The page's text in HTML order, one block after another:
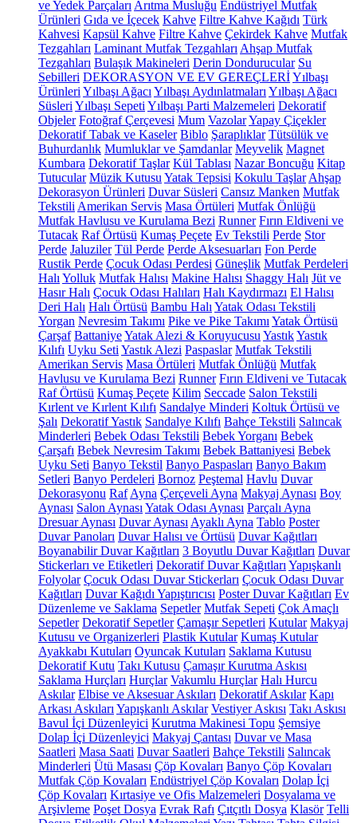
ve Yedek Parçaları Arıtma Musluğu Endüstriyel Mutfak
Ürünleri Gıda ve İçecek Kahve Filtre Kahve Kağıdı Türk
Kahvesi Kapsül Kahve Filtre Kahve Çekirdek Kahve Mutfak
Tezgahları Laminant Mutfak Tezgahları Ahşap Mutfak
Tezgahları Bulaşık Makineleri Derin Dondurucular Su
Sebilleri DEKORASYON VE EV GEREÇLERİYılbaşı
Ürünleri Yılbaşı Ağacı Yılbaşı Aydınlatmaları Yılbaşı Ağacı
Süsleri Yılbaşı Sepeti Yılbaşı Parti Malzemeleri Dekoratif
Objeler Fotoğraf Çerçevesi Mum VazolarYapay Çiçekler
Dekoratif Tabak ve Kaseler Biblo Şaraplıklar Tütsülük ve
Buhurdanlık Mumluklar ve Şamdanlar Meyvelik Magnet
Kumbara Dekoratif Taşlar Kül Tablası Nazar Boncuğu Kitap
Tutucular Müzik Kutusu Yatak Tepsisi Kokulu Taşlar Ahşap
Dekorasyon Ürünleri Duvar Süsleri Cansız Manken Mutfak
Tekstili Amerikan Servis Masa Örtüleri Mutfak Önlüğü
Mutfak Havlusu ve Kurulama Bezi Runner Fırın Eldiveni ve
Tutacak Raf Örtüsü Kumaş Peçete Ev Tekstili Perde Stor
Perde Jaluziler Tül Perde Perde Aksesuarları Fon Perde
Rustik Perde Çocuk Odası Perdesi Güneşlik Mutfak Perdeleri
Halı Yolluk Mutfak Halısı Makine Halısı Shaggy Halı Jüt ve
Hasır Halı Çocuk Odası Halıları Halı Kaydırmazı El Halısı
Deri Halı Halı Örtüsü Bambu Halı Yatak Odası Tekstili
Yorgan Nevresim Takımı Pike ve Pike Takımı Yatak Örtüsü
Çarşaf BattaniyeYatak Alezi & Koruyucusu YastıkYastık
Kılıfı Uyku Seti Yastık Alezi Paspaslar Mutfak Tekstili
Amerikan Servis Masa Örtüleri Mutfak Önlüğü Mutfak
Havlusu ve Kurulama Bezi Runner Fırın Eldiveni ve Tutacak
Raf Örtüsü Kumaş Peçete Kilim Seccade Salon Tekstili
Kırlent ve Kırlent Kılıfı Sandalye Minderi Koltuk Örtüsü ve
Şalı Dekoratif Yastık Sandalye Kılıfı Bahçe Tekstili Salıncak
Minderleri Bebek Odası Tekstili Bebek Yorganı Bebek
Çarşafı Bebek Nevresim Takımı Bebek Battaniyesi Bebek
Uyku Seti Banyo Tekstil Banyo Paspasları Banyo Bakım
Setleri Banyo Perdeleri Bornoz Peştemal Havlu Duvar
Dekorasyonu Raf Ayna Çerçeveli Ayna Makyaj Aynası Boy
Aynası Salon Aynası Yatak Odası Aynası Parçalı Ayna
Dresuar Aynası Duvar Aynası Ayaklı Ayna Tablo Poster
Duvar Panoları Duvar Halısı ve Örtüsü Duvar Kağıtları
Boyanabilir Duvar Kağıtları 3 Boyutlu Duvar Kağıtları Duvar
Stickerları ve Etiketleri Dekoratif Duvar Kağıtları Yapışkanlı
Folyolar Çocuk Odası Duvar Stickerları Çocuk Odası Duvar
Kağıtları Duvar Kağıdı Yapıştırıcısı Poster Duvar Kağıtları Ev
Düzenleme ve Saklama Sepetler Mutfak Sepeti Çok Amaçlı
Sepetler Dekoratif Sepetler Çamaşır Sepetleri Kutular Makyaj
Kutusu ve Organizerleri Plastik Kutular Kumaş Kutular
Ayakkabı Kutuları Oyuncak Kutuları Saklama Kutusu
Dekoratif Kutu Takı Kutusu Çamaşır Kurutma Askısı
Saklama Hurçları Hurçlar Vakumlu Hurçlar Halı Hurcu
Askılar Elbise ve Aksesuar Askıları Dekoratif Askılar Kapı
Arkası Askıları Yapışkanlı Askılar Vestiyer Askısı Takı Askısı
Bavul İçi Düzenleyici Kurutma Makinesi Topu Şemsiye
Dolap İçi Düzenleyici Makyaj Çantası Duvar ve Masa
Saatleri Masa Saati Duvar Saatleri Bahçe Tekstili Salıncak
Minderleri Ütü Masası Çöp Kovaları Banyo Çöp Kovaları
Mutfak Çöp Kovaları Endüstriyel Çöp Kovaları Dolap İçi
Çöp Kovaları Kırtasiye ve Ofis Malzemeleri Dosyalama ve
Arşivleme Poşet Dosya Evrak Rafı Çıtçıtlı Dosya Klasör Telli